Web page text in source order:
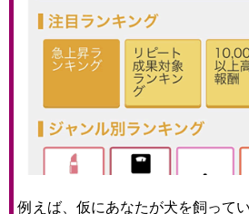
例えば、仮にあなたが犬を飼って